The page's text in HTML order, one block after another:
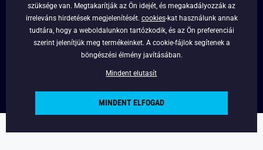
FONTOS INFORMÁCIÓK
RÓLUNK
szüksége van. Megtakarítják az Ön idejét, és megakadályozzák az
irreleváns hirdetések megjelenítését. cookies-kat használunk annak
tudtára, hogy a weboldalunkon tartózkodik, és az Ön preferenciái
szerint jelenítjük meg termékeinket. A cookie-fájlok segítenek a
böngészési élmény javításában.
Mindent elutasít
MINDENT ELFOGAD